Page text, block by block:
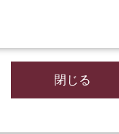
閉じる